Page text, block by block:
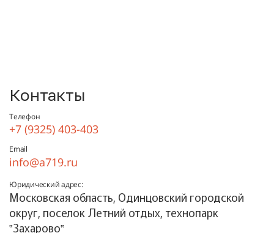
Контакты
Телефон
+7 (9325) 403-403
Email
info@a719.ru
Юридический адрес:
Московская область, Одинцовский городской
округ, поселок Летний отдых, технопарк
‟Захарово‟